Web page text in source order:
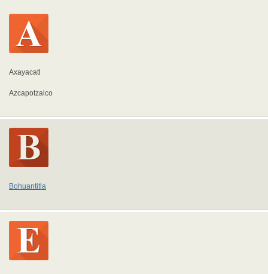
Axayacatl
Azcapotzalco
Bohuantitla